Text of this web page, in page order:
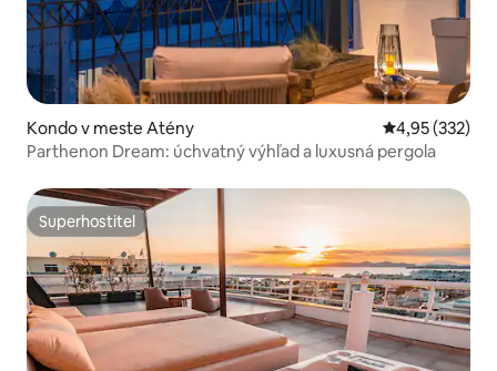
Kondo v meste Atény Priemerné
4,95 (332)
Parthenon Dream: úchvatný výhľad a luxusná pergola
Superhostiteľ
Superhostiteľ